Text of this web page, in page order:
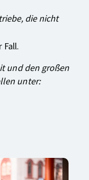
die nicht
Fall.
und den großen
unter: